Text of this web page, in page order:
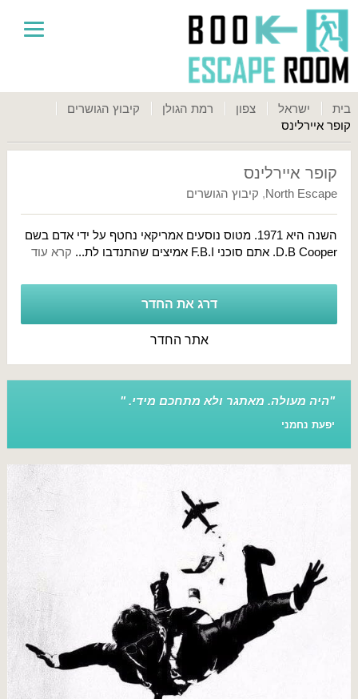
בית ישראל צפון רמת הגולן
קיבוץ הגושרים
קופר איירלינס
קופר איירלינס
North Escape
, קיבוץ הגושרים
השנה היא 1971. מטוס נוסעים אמריקאי נחטף על ידי אדם בשם
D.B Cooper. אתם סוכני F.B.I אמיצים שהתנדבו לת...
קרא עוד
אתר החדר
דרג את החדר
היה מעולה. מאתגר ולא מתחכם מידי.
יפעת נחמני